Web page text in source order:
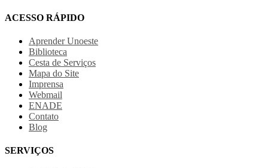
ACESSO RÁPIDO
Aprender Unoeste
Biblioteca
Cesta de Serviços
Mapa do Site
Imprensa
Webmail
ENADE
Contato
Blog
SERVIÇOS